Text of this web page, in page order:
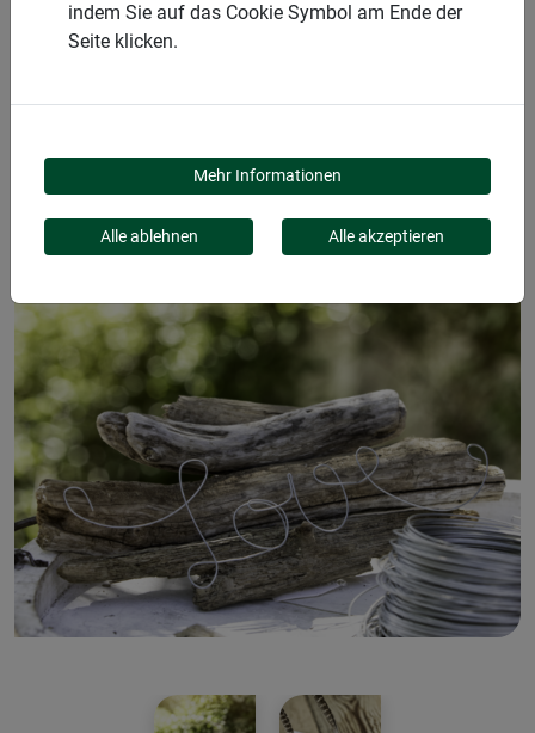
GARTENDRAHT
VERZINKT
indem Sie auf das Cookie Symbol am Ende der
Seite klicken.
Mehr Informationen
Alle ablehnen Alle akzeptieren